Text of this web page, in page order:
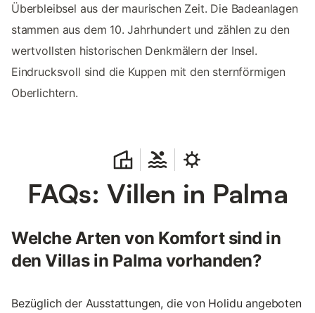
Überbleibsel aus der maurischen Zeit. Die Badeanlagen
stammen aus dem 10. Jahrhundert und zählen zu den
wertvollsten historischen Denkmälern der Insel.
Eindrucksvoll sind die Kuppen mit den sternförmigen
Oberlichtern.
FAQs: Villen in Palma
Welche Arten von Komfort sind in
den Villas in Palma vorhanden?
Bezüglich der Ausstattungen, die von Holidu angeboten